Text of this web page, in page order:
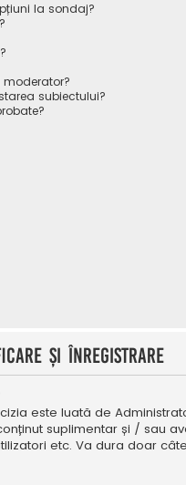
la sondaj?
subiectului?
și înregistrare
este luată de
suplimentar și / sau
etc. Va dura doar